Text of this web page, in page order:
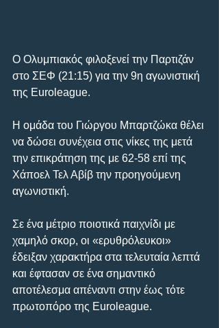
Ο Ολυμπιακός φιλοξενεί την Παρτιζάν
στο ΣΕΦ (21:15) για την 9η αγωνιστική
της Euroleague.
Η ομάδα του Γιώργου Μπαρτζώκα θέλει
να δώσει συνέχεια στις νίκες της μετά
την επικράτηση της με 62-58 επί της
Χάποελ Τελ Αβίβ την προηγούμενη
αγωνιστική.
Σε ένα μέτριο ποιοτικά παιχνίδι με
χαμηλό σκορ, οι «ερυθρόλευκοι»
έδειξαν χαρακτήρα στα τελευταία λεπτά
και έφτασαν σε ένα σημαντικό
αποτέλεσμα απέναντι στην έως τότε
πρωτοπόρο της Euroleague.